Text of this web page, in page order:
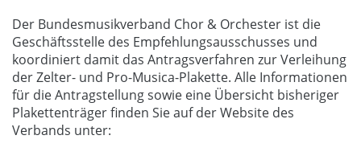
Der Bundesmusikverband Chor & Orchester ist die
Geschäftsstelle des Empfehlungsausschusses und
koordiniert damit das Antragsverfahren zur Verleihung
der Zelter- und Pro-Musica-Plakette. Alle Informationen
für die Antragstellung sowie eine Übersicht bisheriger
Plakettenträger finden Sie auf der Website des
Verbands unter: